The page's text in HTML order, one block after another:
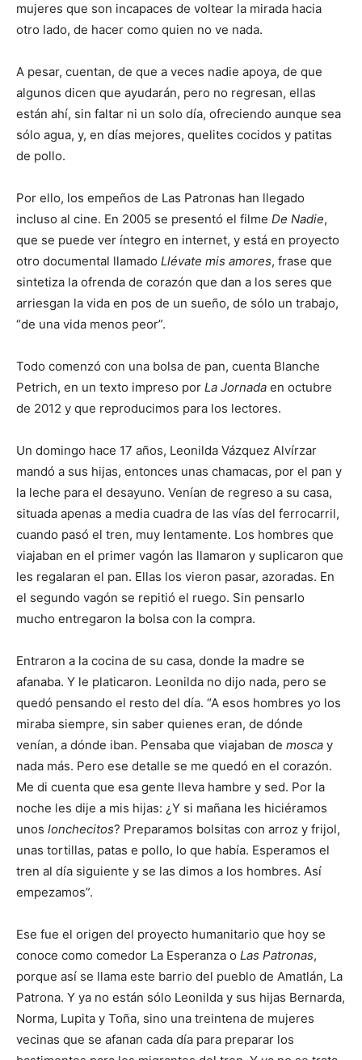
mujeres que son incapaces de voltear la mirada hacia
otro lado, de hacer como quien no ve nada.
A pesar, cuentan, de que a veces nadie apoya, de que
algunos dicen que ayudarán, pero no regresan, ellas
están ahí, sin faltar ni un solo día, ofreciendo aunque sea
sólo agua, y, en días mejores, quelites cocidos y patitas
de pollo.
Por ello, los empeños de Las Patronas han llegado
incluso al cine. En 2005 se presentó el filme De Nadie,
que se puede ver íntegro en internet, y está en proyecto
otro documental llamado Llévate mis amores, frase que
sintetiza la ofrenda de corazón que dan a los seres que
arriesgan la vida en pos de un sueño, de sólo un trabajo,
“de una vida menos peor”.
Todo comenzó con una bolsa de pan, cuenta Blanche
Petrich, en un texto impreso por La Jornada en octubre
de 2012 y que reproducimos para los lectores.
Un domingo hace 17 años, Leonilda Vázquez Alvírzar
mandó a sus hijas, entonces unas chamacas, por el pan y
la leche para el desayuno. Venían de regreso a su casa,
situada apenas a media cuadra de las vías del ferrocarril,
cuando pasó el tren, muy lentamente. Los hombres que
viajaban en el primer vagón las llamaron y suplicaron que
les regalaran el pan. Ellas los vieron pasar, azoradas. En
el segundo vagón se repitió el ruego. Sin pensarlo
mucho entregaron la bolsa con la compra.
Entraron a la cocina de su casa, donde la madre se
afanaba. Y le platicaron. Leonilda no dijo nada, pero se
quedó pensando el resto del día. “A esos hombres yo los
miraba siempre, sin saber quienes eran, de dónde
venían, a dónde iban. Pensaba que viajaban de mosca y
nada más. Pero ese detalle se me quedó en el corazón.
Me di cuenta que esa gente lleva hambre y sed. Por la
noche les dije a mis hijas: ¿Y si mañana les hiciéramos
unos lonchecitos? Preparamos bolsitas con arroz y frijol,
unas tortillas, patas e pollo, lo que había. Esperamos el
tren al día siguiente y se las dimos a los hombres. Así
empezamos”.
Ese fue el origen del proyecto humanitario que hoy se
conoce como comedor La Esperanza o Las Patronas,
porque así se llama este barrio del pueblo de Amatlán, La
Patrona. Y ya no están sólo Leonilda y sus hijas Bernarda,
Norma, Lupita y Toña, sino una treintena de mujeres
vecinas que se afanan cada día para preparar los